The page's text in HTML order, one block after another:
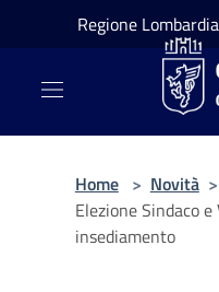
Salta al contenuto principale
Regione Lombardia
Home > Novità >
Elezione Sindaco e
insediamento